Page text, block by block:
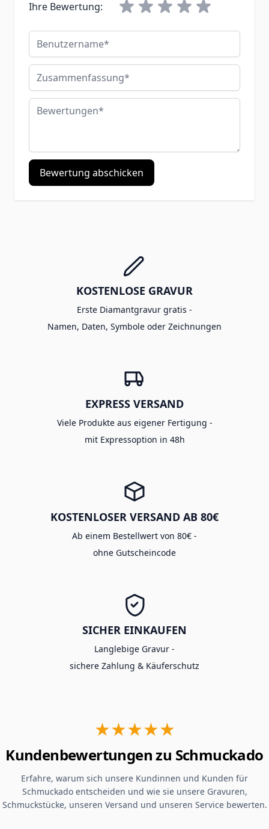
Ihre Bewertung:
Benutzername
Zusammenfassung
Bewertungen
Bewertung abschicken
KOSTENLOSE GRAVUR
Erste Diamantgravur gratis -
Namen, Daten, Symbole oder Zeichnungen
EXPRESS VERSAND
Viele Produkte aus eigener Fertigung -
mit Expressoption in 48h
KOSTENLOSER VERSAND AB 80€
Ab einem Bestellwert von 80€ -
ohne Gutscheincode
SICHER EINKAUFEN
Langlebige Gravur -
sichere Zahlung & Käuferschutz
★★★★★
Kundenbewertungen zu Schmuckado
Erfahre, warum sich unsere Kundinnen und Kunden für
Schmuckado entscheiden und wie sie unsere Gravuren,
Schmuckstücke, unseren Versand und unseren Service bewerten.